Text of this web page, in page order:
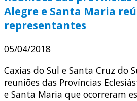
Alegre e Santa Maria
representantes
05/04/2018
Caxias do Sul e Santa Cruz do
reuniões das Províncias
e Santa Maria que ocorreram